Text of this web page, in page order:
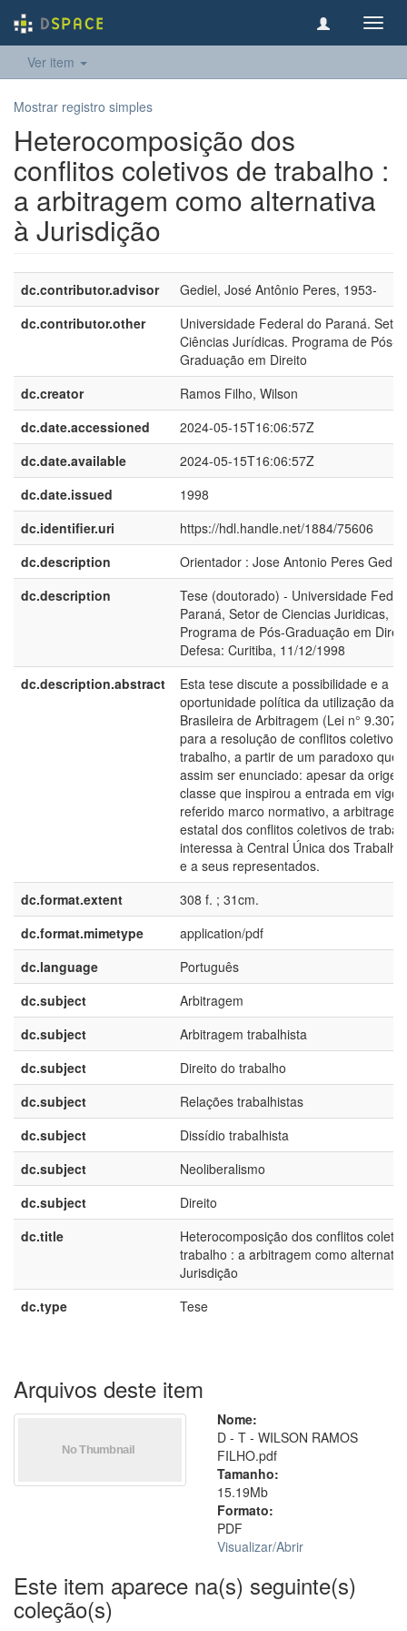
Ver item
Mostrar registro simples
Heterocomposição dos
conflitos coletivos de trabalho :
a arbitragem como alternativa
à Jurisdição
dc.contributor.advisor
Gediel, José Antônio Peres, 1953-
dc.contributor.other
Universidade Federal do Paraná.
Ciências Jurídicas. Programa de Pós-
Graduação em Direito
dc.creator
Ramos Filho, Wilson
dc.date.accessioned
2024-05-15T16:06:57Z
dc.date.available
2024-05-15T16:06:57Z
dc.date.issued
1998
dc.identifier.uri
https://hdl.handle.net/1884/75606
dc.description
Orientador : Jose Antonio Peres Gediel
dc.description
Tese (doutorado) - Universidade
Paraná, Setor de Ciencias Juridicas,
Programa de Pós-Graduação em
Defesa: Curitiba, 11/12/1998
dc.description.abstract
Esta tese discute a possibilidade e a
oportunidade política da utilização da
Brasileira de Arbitragem (Lei n° 9.307/
para a resolução de conflitos coletivos
trabalho, a partir de um paradoxo que
assim ser enunciado: apesar da
classe que inspirou a entrada em vigor
referido marco normativo, a
estatal dos conflitos coletivos de
interessa à Central Única dos
e a seus representados.
dc.format.extent
308 f. ; 31cm.
dc.format.mimetype
application/pdf
dc.language
Português
dc.subject
Arbitragem
dc.subject
Arbitragem trabalhista
dc.subject
Direito do trabalho
dc.subject
Relações trabalhistas
dc.subject
Dissídio trabalhista
dc.subject
Neoliberalismo
dc.subject
Direito
dc.title
Heterocomposição dos conflitos
trabalho : a arbitragem como
Jurisdição
dc.type
Tese
Arquivos deste item
Nome:
D - T - WILSON RAMOS
FILHO.pdf
Tamanho:
15.19Mb
Formato:
PDF
Visualizar/Abrir
Este item aparece na(s) seguinte(s)
coleção(s)